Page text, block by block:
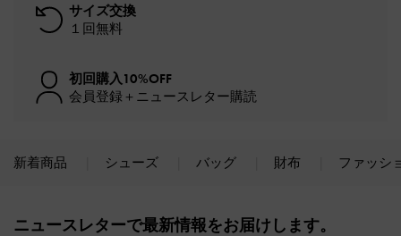
サイズ交換
１回無料
初回購入10%OFF
会員登録＋ニュースレター購読
新着商品 シューズ バッグ 財布 ファッシ
ニュースレターで最新情報をお届けします。​